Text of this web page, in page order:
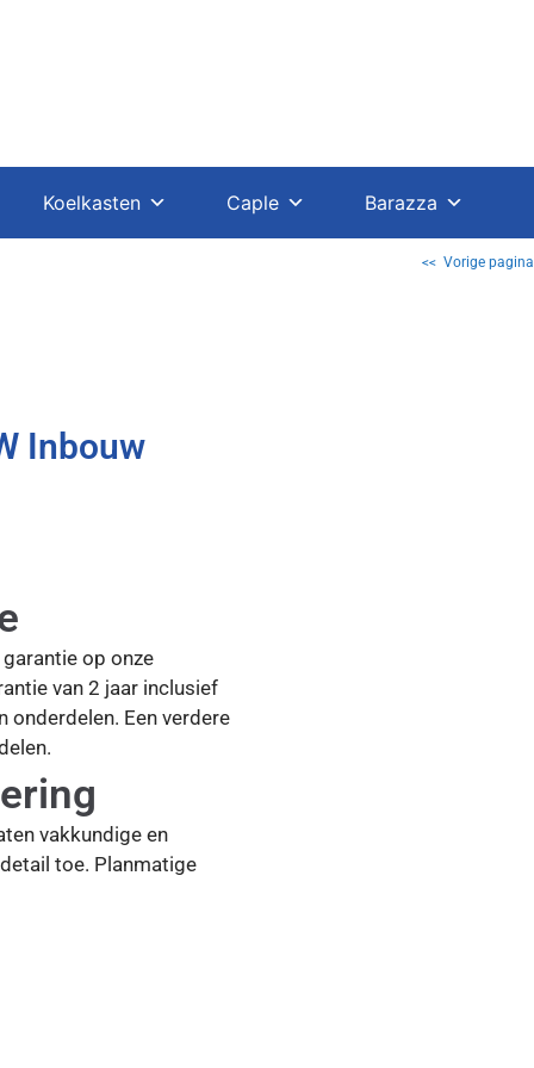
Koelkasten Caple Barazza
<< Vorige pagina
Inbouw
op onze
van 2 jaar inclusief
onderdelen. Een verdere
vakkundige en
toe. Planmatige